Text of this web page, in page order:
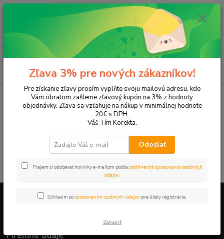
Hľadať
ks
za 0,00 EUR
Tonery a náplne do tlačiarní LEXMARK X1140
V tejto kategórii nebol nájdený žiadny tovar.
Firemné údaje
Zľava 3% pre nových zákazníkov!
Pre získanie zľavy prosím vyplňte svoju mailovú adresu, kde
Vám obratom zašleme zľavový kupón na 3% z hodnoty
objednávky. Zľava sa vzťahuje na nákup v minimálnej hodnote
20€ s DPH.
Váš Tím Korekta.
Odoslať
Prajem si odoberať novinky e-mailom podľa podmienok spracovania osobných
údajov.
Súhlasím sospracovaním osobných údajov pre účely registrácie.
Zatvoriť